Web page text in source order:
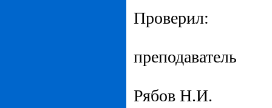
Проверил:
преподаватель
Рябов Н.И.